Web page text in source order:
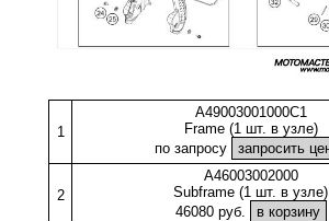
1
A49003001000C1
Frame (1 шт. в узле)
по запросу
2
A46003002000
Subframe (1 шт. в узле)
46080 руб.